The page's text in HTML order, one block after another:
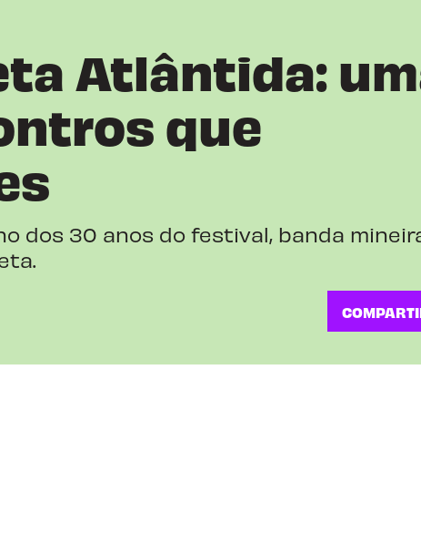
Atlântida:
que
dos 30 anos do festival, banda